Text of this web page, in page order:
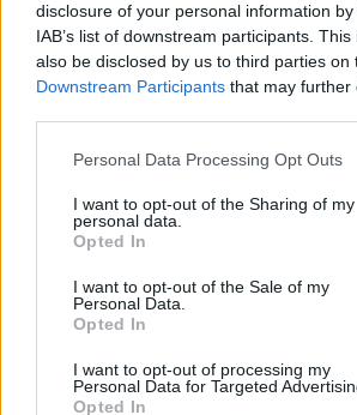
disclosure of your personal information
IAB’s list of downstream participants.
also be disclosed by us to third parties on
Downstream Participants that may further
Personal Data Processing Opt Outs
I want to opt-out of the Sharing of my
personal data.
Opted In
I want to opt-out of the Sale of my
Personal Data.
Opted In
I want to opt-out of processing my
Personal Data for Targeted
Opted In